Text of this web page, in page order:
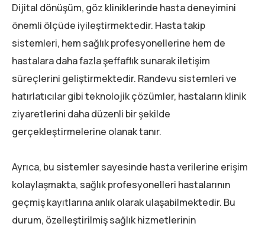
Dijital dönüşüm, göz kliniklerinde hasta deneyimini
önemli ölçüde iyileştirmektedir. Hasta takip
sistemleri, hem sağlık profesyonellerine hem de
hastalara daha fazla şeffaflık sunarak iletişim
süreçlerini geliştirmektedir. Randevu sistemleri ve
hatırlatıcılar gibi teknolojik çözümler, hastaların klinik
ziyaretlerini daha düzenli bir şekilde
gerçekleştirmelerine olanak tanır.
Ayrıca, bu sistemler sayesinde hasta verilerine erişim
kolaylaşmakta, sağlık profesyonelleri hastalarının
geçmiş kayıtlarına anlık olarak ulaşabilmektedir. Bu
durum, özelleştirilmiş sağlık hizmetlerinin